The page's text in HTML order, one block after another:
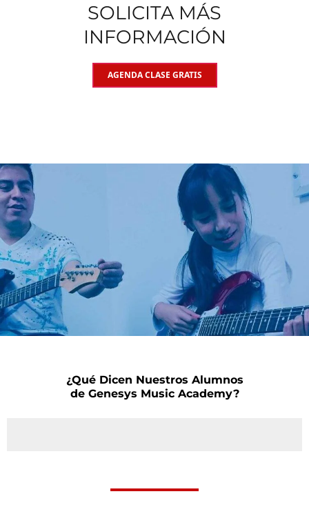
SOLICITA MÁS
INFORMACIÓN
AGENDA CLASE GRATIS
¿Qué Dicen Nuestros Alumnos
de Genesys Music Academy?